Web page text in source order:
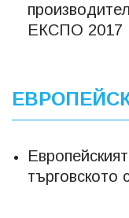
ЕКСПО 2017
търговското